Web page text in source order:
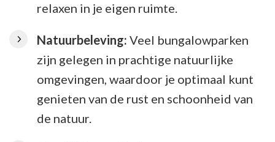
relaxen in je eigen ruimte.
Natuurbeleving: Veel bungalowparken
zijn gelegen in prachtige natuurlijke
omgevingen, waardoor je optimaal kunt
genieten van de rust en schoonheid van
de natuur.